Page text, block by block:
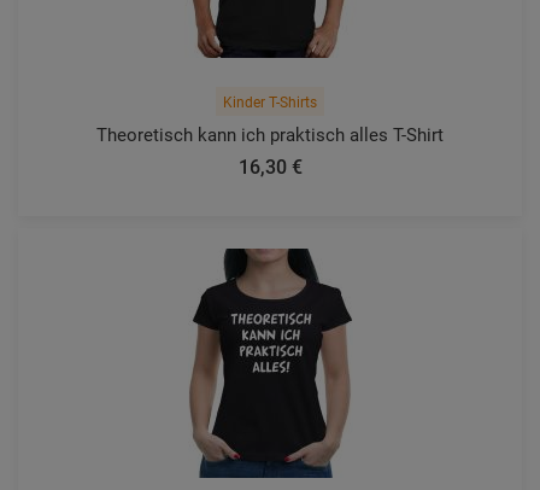
Kinder T-Shirts
Theoretisch kann ich praktisch alles T-Shirt
16,30 €